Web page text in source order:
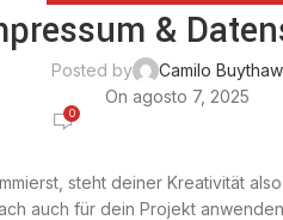
&
Posted by
Camilo
On agosto 7, 2025
0
steht deiner Kreativität
auch für dein Projekt